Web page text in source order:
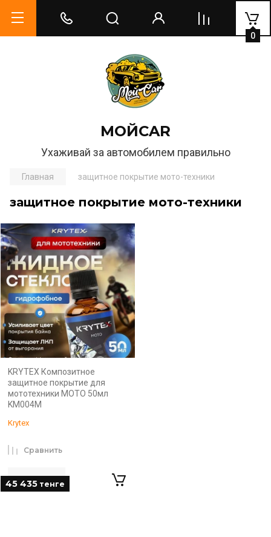
МОЙCAR
Ухаживай за автомобилем правильно
0
Главная защитное покрытие мото-техники
защитное покрытие мото-техники
KRYTEX Композитное
защитное покрытие для
мототехники MOTO 50мл
KM004M
Krytex
45 435 тенге
Сравнить